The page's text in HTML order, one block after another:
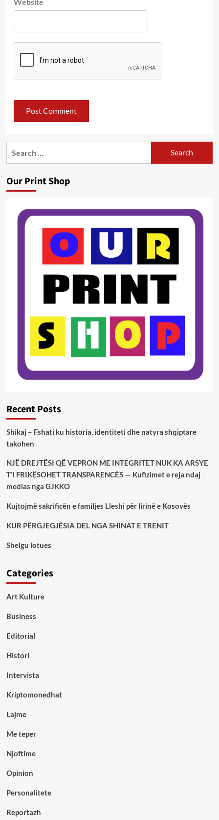
Our Print Shop
Recent Posts
Shikaj – Fshati ku historia, identiteti dhe natyra shqiptare
takohen
NJË DREJTËSI QË VEPRON ME INTEGRITET NUK KA ARSYE
T’I FRIKËSOHET TRANSPARENCËS — Kufizimet e reja ndaj
medias nga GJKKO
Kujtojmë sakrificën e familjes Lleshi për lirinë e Kosovës
KUR PËRGJEGJËSIA DEL NGA SHINAT E TRENIT
Shelgu lotues
Categories
Art Kulture
Business
Editorial
Histori
Intervista
Kriptomonedhat
Lajme
Me teper
Njoftime
Opinion
Personalitete
Reportazh